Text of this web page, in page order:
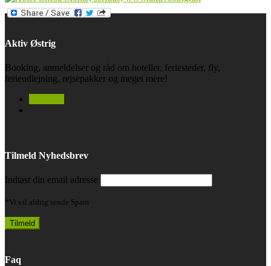
Aktiv Østrig
Booking, anmeldelser og råd om hoteller, feriesteder, fly,
ferieudlejning, rejsepakker og meget mere!
Tilmeld Nyhedsbrev
Indtast din email adresse
*Vi vil aldrig sende Spam
Faq